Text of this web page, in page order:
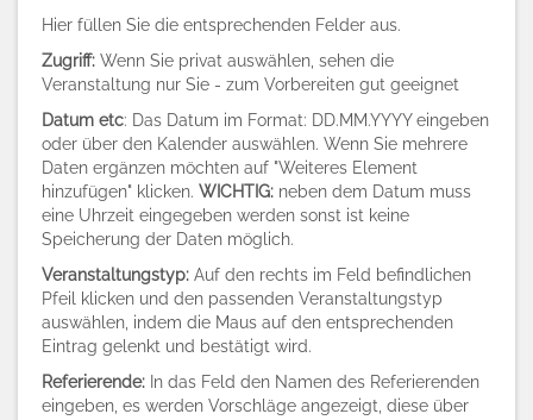
Hier füllen Sie die entsprechenden Felder aus.
Zugriff: Wenn Sie privat auswählen, sehen die
Veranstaltung nur Sie - zum Vorbereiten gut geeignet
Datum etc: Das Datum im Format: DD.MM.YYYY eingeben
oder über den Kalender auswählen. Wenn Sie mehrere
Daten ergänzen möchten auf "Weiteres Element
hinzufügen" klicken. WICHTIG: neben dem Datum muss
eine Uhrzeit eingegeben werden sonst ist keine
Speicherung der Daten möglich.
Veranstaltungstyp: Auf den rechts im Feld befindlichen
Pfeil klicken und den passenden Veranstaltungstyp
auswählen, indem die Maus auf den entsprechenden
Eintrag gelenkt und bestätigt wird.
Referierende: In das Feld den Namen des Referierenden
eingeben, es werden Vorschläge angezeigt, diese über